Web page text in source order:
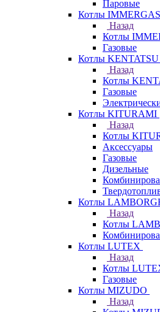
Паровые
Котлы IMMERGAS
Назад
Котлы
Газовые
Котлы KENTATSU
Назад
Котлы
Газовые
Котлы KITURAMI
Назад
Котлы
Аксессуары
Газовые
Дизельные
Котлы
Назад
Котлы
Котлы LUTEX
Назад
Котлы
Газовые
Котлы MIZUDO
Назад